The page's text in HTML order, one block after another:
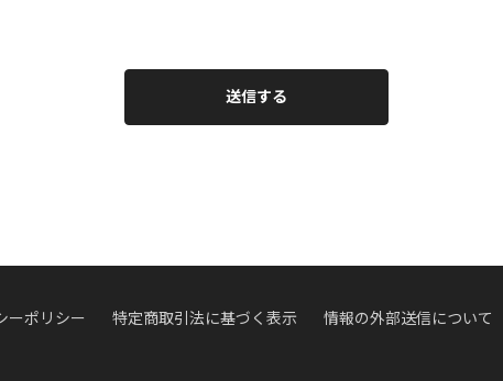
送信する
ーポリシー 特定商取引法に基づく表示 情報の外部送信について